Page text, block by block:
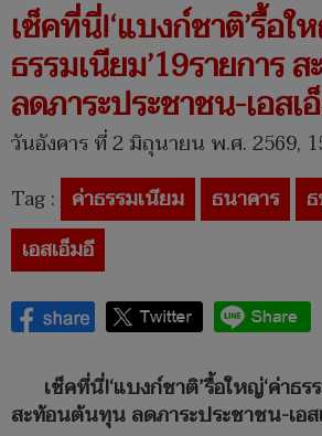
เช็คที่นี่!‘แบงก์ชาติ’รื้อใ
ธรรมเนียม’19รายการ
ลดภาระประชาชน-เอสเ
วันอังคาร ที่ 2 มิถุนายน พ.ศ. 2569,
Tag : ค่าธรรมเนียม ธนาคาร
เอสเอ็มอี
เช็คที่นี่!‘แบงก์ชาติ’รื้อใหญ่‘ค่าธร
สะท้อนต้นทุน ลดภาระประชาชน-เอส